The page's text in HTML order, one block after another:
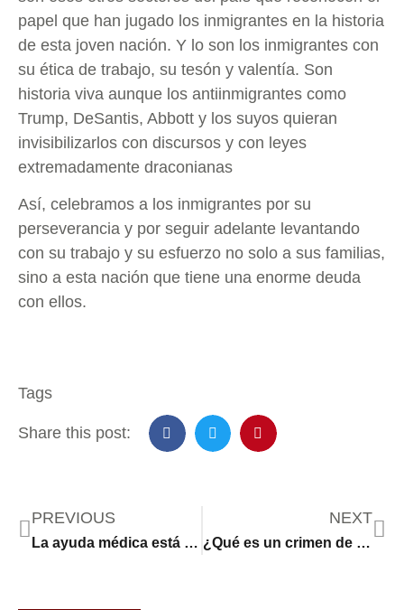
papel que han jugado los inmigrantes en la historia
de esta joven nación. Y lo son los inmigrantes con
su ética de trabajo, su tesón y valentía. Son
historia viva aunque los antiinmigrantes como
Trump, DeSantis, Abbott y los suyos quieran
invisibilizarlos con discursos y con leyes
extremadamente draconianas
Así, celebramos a los inmigrantes por su
perseverancia y por seguir adelante levantando
con su trabajo y su esfuerzo no solo a sus familias,
sino a esta nación que tiene una enorme deuda
con ellos.
Tags
Share this post:
PREVIOUS
La ayuda médica está “lista para llegar” al paso fronterizo de Gaza, según el jefe de la OMS
NEXT
¿Qué es un crimen de odio? ¿Podría el sospechoso que disparó contra tres estudiantes palestinos ser acusado de este delito?